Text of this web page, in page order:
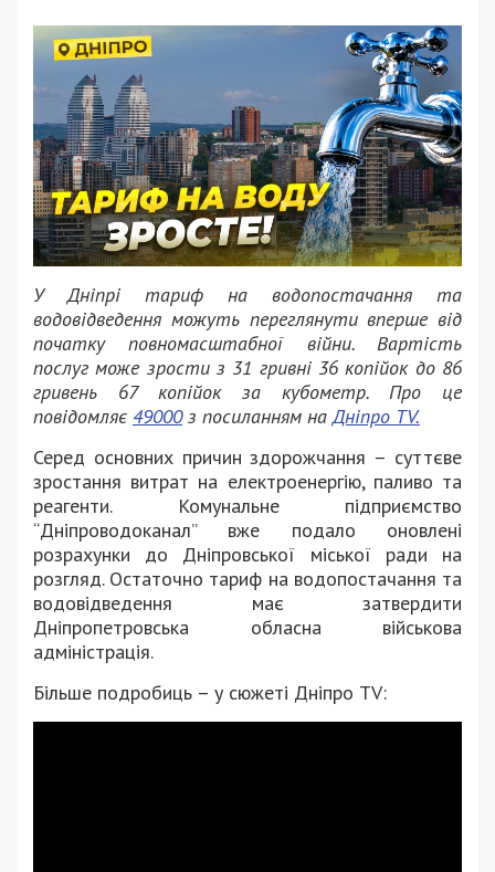
У Дніпрі тариф на водопостачання та
водовідведення можуть переглянути вперше від
початку повномасштабної війни. Вартість
послуг може зрости з 31 гривні 36 копійок до 86
гривень 67 копійок за кубометр. Про це
повідомляє 49000з посиланням наДніпро TV.
Серед основних причин здорожчання – суттєве
зростання витрат на електроенергію, паливо та
реагенти. Комунальне підприємство
“Дніпроводоканал” вже подало оновлені
розрахунки до Дніпровської міської ради на
розгляд. Остаточно тариф на водопостачання та
водовідведення має затвердити
Дніпропетровська обласна військова
адміністрація.
Більше подробиць – у сюжеті Дніпро TV: